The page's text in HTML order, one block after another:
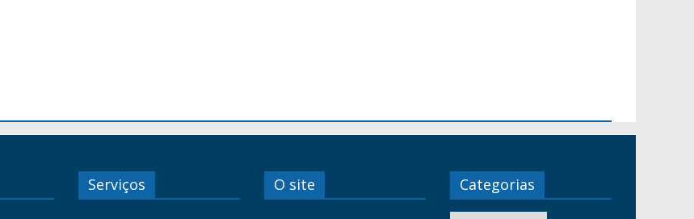
Serviços O site Categorias